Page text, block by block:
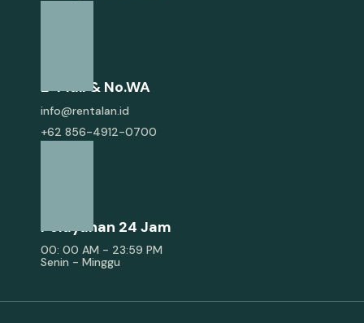
E-Mail & No.WA
info@rentalan.id
+62 856-4912-0700
Pelayanan 24 Jam
00: 00 AM - 23:59 PM
Senin - Minggu